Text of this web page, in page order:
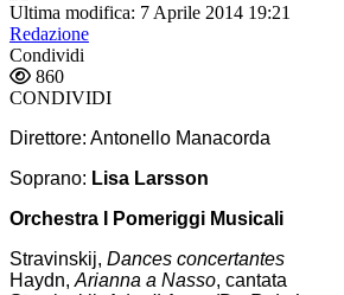
Ultima modifica: 7 Aprile 2014 19:21
Redazione
Condividi
860
CONDIVIDI
Direttore: Antonello Manacorda
Soprano: Lisa Larsson
Orchestra I Pomeriggi Musicali
Stravinskij, Dances concertantes
Haydn, Arianna a Nasso, cantata